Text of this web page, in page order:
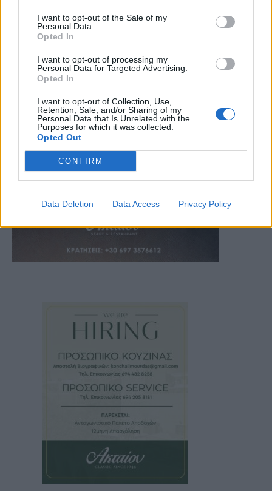
I want to opt-out of the Sale of my
Personal Data.
Opted In
I want to opt-out of processing my
Personal Data for Targeted Advertising.
Opted In
I want to opt-out of Collection, Use,
Retention, Sale, and/or Sharing of my
Personal Data that Is Unrelated with the
Purposes for which it was collected.
Opted Out
CONFIRM
Data Deletion Data Access Privacy Policy